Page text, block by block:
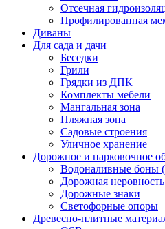
Отсечная
Профилированная
Диваны
Для сада и дачи
Беседки
Грили
Грядки из ДПК
Комплекты мебели
Мангальная зона
Пляжная зона
Садовые строения
Уличное хранение
Дорожное и парковочное
Водоналивные боны
Дорожная неровность
Дорожные знаки
Светофорные опоры
Древесно-плитные